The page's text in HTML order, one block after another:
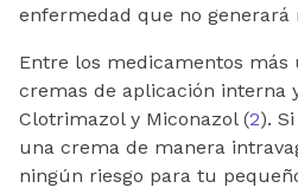
enfermedad que no
Entre los medicamentos más
cremas de aplicación interna
Clotrimazol y Miconazol (2).
una crema de manera
ningún riesgo para tu